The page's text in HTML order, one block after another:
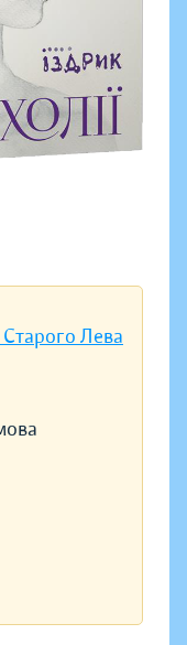
Лева